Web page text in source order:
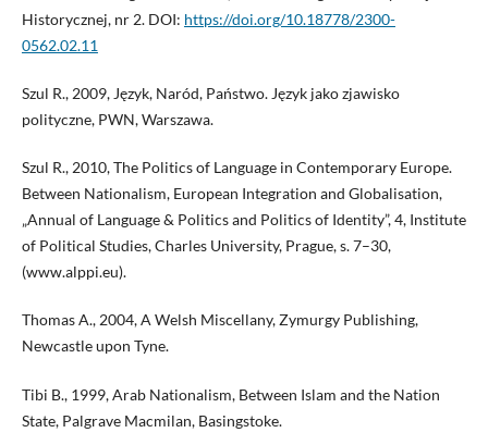
Historycznej, nr 2. DOI: https://doi.org/10.18778/2300-
0562.02.11
Szul R., 2009, Język, Naród, Państwo. Język jako zjawisko
polityczne, PWN, Warszawa.
Szul R., 2010, The Politics of Language in Contemporary Europe.
Between Nationalism, European Integration and Globalisation,
„Annual of Language & Politics and Politics of Identity”, 4, Institute
of Political Studies, Charles University, Prague, s. 7–30,
(www.alppi.eu).
Thomas A., 2004, A Welsh Miscellany, Zymurgy Publishing,
Newcastle upon Tyne.
Tibi B., 1999, Arab Nationalism, Between Islam and the Nation
State, Palgrave Macmilan, Basingstoke.